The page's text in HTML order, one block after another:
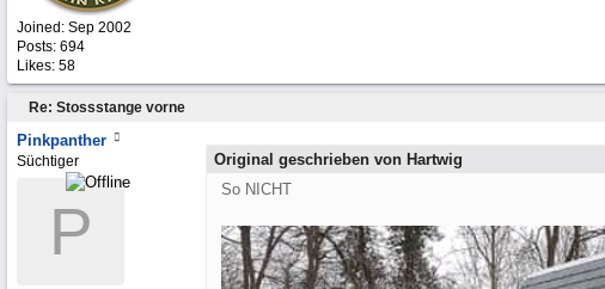
Joined: Sep 2002
Posts: 694
Likes: 58
Re: Stossstange vorne
Pinkpanther
Süchtiger
P
Original geschrieben von Hartwig
So NICHT